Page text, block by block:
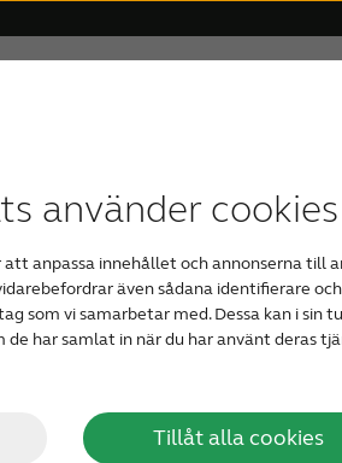
använder cookies
anpassa innehållet och annonserna till
även sådana identifierare
som vi samarbetar med. Dessa kan i
har samlat in när du har använt deras
Tillåt alla cookies
RIE